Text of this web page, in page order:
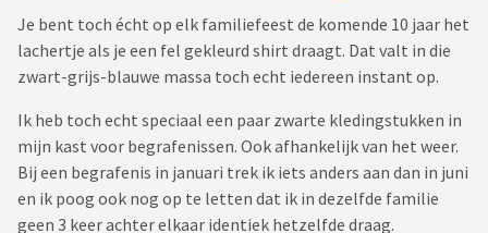
Je bent toch écht op elk familiefeest de komende 10 jaar het
lachertje als je een fel gekleurd shirt draagt. Dat valt in die
zwart-grijs-blauwe massa toch echt iedereen instant op.
Ik heb toch echt speciaal een paar zwarte kledingstukken in
mijn kast voor begrafenissen. Ook afhankelijk van het weer.
Bij een begrafenis in januari trek ik iets anders aan dan in juni
en ik poog ook nog op te letten dat ik in dezelfde familie
geen 3 keer achter elkaar identiek hetzelfde draag.